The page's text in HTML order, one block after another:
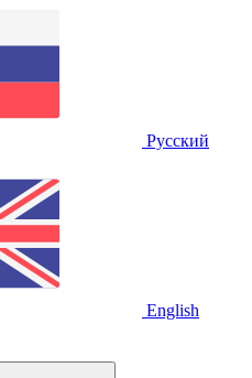
Русский
English